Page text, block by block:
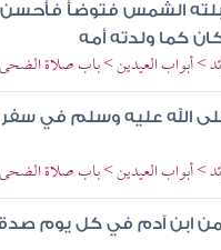
الشمس فتوضأ
كما ولدته أمه
> أبواب العيدين > باب صلاة الضحى
صلى الله عليه وسلم في
> أبواب العيدين > باب صلاة الضحى
ابن آدم في كل يوم